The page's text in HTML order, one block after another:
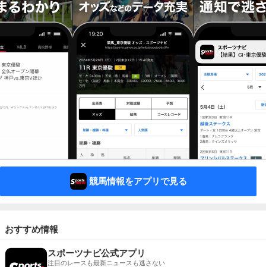
競馬情報をアプリで見る
おすすめ情報
スポーツナビ公式アプリ
注目のレースも最新ニュースも逃さない